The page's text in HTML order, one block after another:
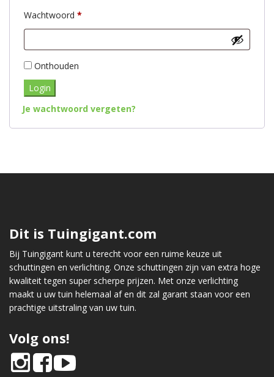
Wachtwoord *
Onthouden
Login
Je wachtwoord vergeten?
Dit is Tuingigant.com
Bij Tuingigant kunt u terecht voor een ruime keuze uit
schuttingen en verlichting. Onze schuttingen zijn van extra hoge
kwaliteit tegen super scherpe prijzen. Met onze verlichting
maakt u uw tuin helemaal af en dit zal garant staan voor een
prachtige uitstraling van uw tuin.
Volg ons!